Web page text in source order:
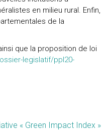
en milieu rural. Enfin,
de la
que la proposition de loi
legislatif/ppl20-
« Green Impact Index »